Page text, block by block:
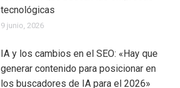
tecnológicas
9 junio, 2026
IA y los cambios en el SEO: «Hay que
generar contenido para posicionar en
los buscadores de IA para el 2026»